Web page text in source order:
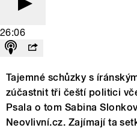
26:06
Tajemné schůzky s
zúčastnit tři čeští politici
Psala o tom Sabina
Neovlivní.cz. Zajímají ta